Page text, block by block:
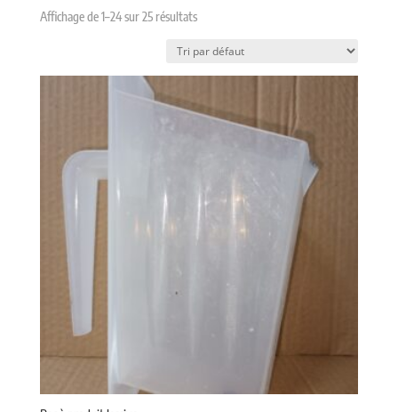
Affichage de 1–24 sur 25 résultats